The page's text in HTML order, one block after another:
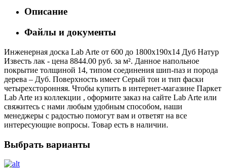
Описание
Файлы и документы
Инженерная доска Lab Arte от 600 до 1800х190х14 Дуб Натур
Известь лак - цена 8844.00 руб. за м². Данное напольное
покрытие толщиной 14, типом соединения шип-паз и порода
дерева – Дуб. Поверхность имеет Серый тон и тип фаски
четырехсторонняя. Чтобы купить в интернет-магазине Паркет
Lab Arte из коллекции , оформите заказ на сайте Lab Arte или
свяжитесь с нами любым удобным способом, наши
менеджеры с радостью помогут вам и ответят на все
интересующие вопросы. Товар есть в наличии.
Выбрать варианты